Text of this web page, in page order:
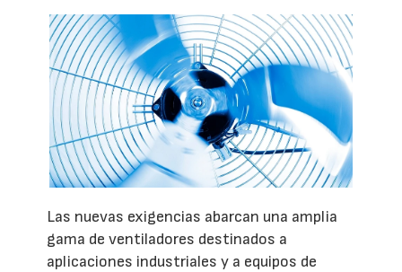
Las nuevas exigencias abarcan una amplia
gama de ventiladores destinados a
aplicaciones industriales y a equipos de